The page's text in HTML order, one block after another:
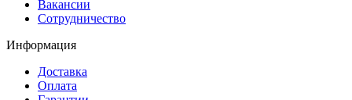
Вакансии
Сотрудничество
Информация
Доставка
Оплата